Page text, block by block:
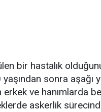
bir hastalık
sonra aşağı
ve hanımlarda
askerlik